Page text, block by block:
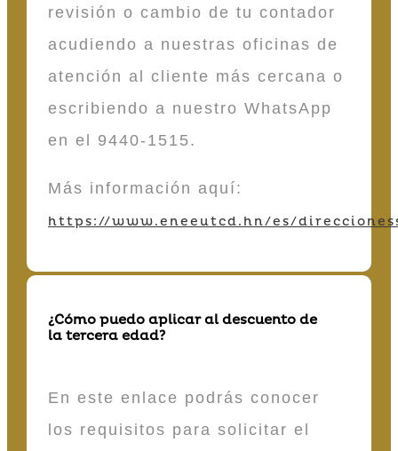
revisión o cambio de tu contador
acudiendo a nuestras oficinas de
atención al cliente más cercana o
escribiendo a nuestro WhatsApp
en el 9440-1515.
Más información aquí:
https://www.eneeutcd.hn/es/
¿Cómo puedo aplicar al descuento de
la tercera edad?
En este enlace podrás conocer
los requisitos para solicitar el